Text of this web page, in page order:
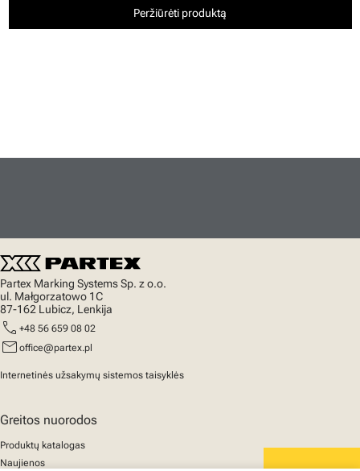
Peržiūrėti produktą
Partex Marking Systems Sp. z o.o.
ul. Małgorzatowo 1C
87-162 Lubicz, Lenkija
call +48 56 659 08 02
mail office@partex.pl
Internetinės užsakymų sistemos taisyklės
Greitos nuorodos
Produktų katalogas
Naujienos